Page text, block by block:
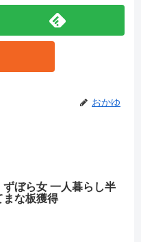
おかゆ
ずぼら女 一人暮らし半
まな板獲得